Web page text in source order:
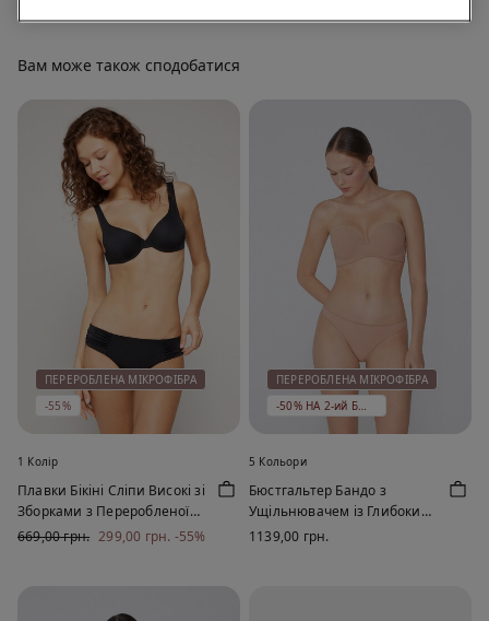
Вам може також сподобатися
ПЕРЕРОБЛЕНА МІКРОФІБРА
-55%
1 Колір
Плавки Бікіні Сліпи Високі зі
Зборками з Переробленої
Мікрофібри
669,00 грн. 299,00 грн. -55%
ПЕРЕРОБЛЕНА МІКРОФІБРА
-50% НА 2-ий БЮСТГАЛЬТЕР
5 Кольори
Бюстгальтер Бандо з
Ущільнювачем із Глибоким
Вирізом із Переробленої
1139,00 грн.